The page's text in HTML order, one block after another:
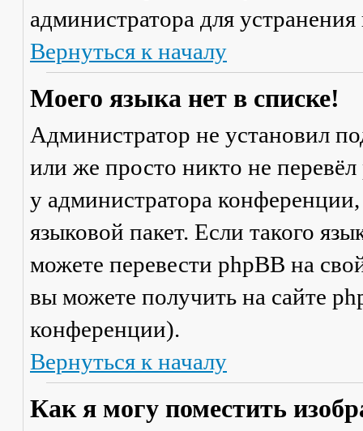
администратора для
Вернуться к началу
Моего языка нет в списке!
Администратор не установил
или же просто никто не
у администратора
языковой пакет. Если такого
можете перевести phpBB на
вы можете получить на сайте
конференции).
Вернуться к началу
Как я могу поместить